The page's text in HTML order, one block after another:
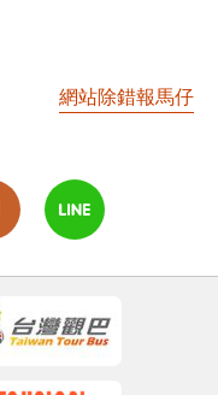
網站除錯報馬仔